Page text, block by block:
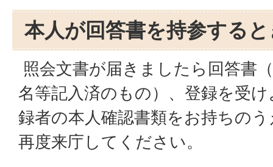
本人が回答書を持参する
照会文書が届きましたら回答書
名等記入済のもの）、登録を受
録者の本人確認書類をお持ちの
再度来庁してください。